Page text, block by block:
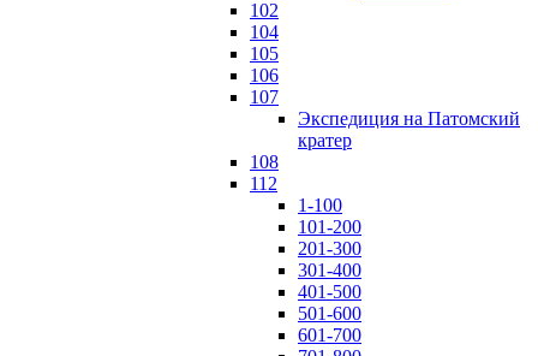
102
104
105
106
107
Экспедиция на Патомский
кратер
108
112
1-100
101-200
201-300
301-400
401-500
501-600
601-700